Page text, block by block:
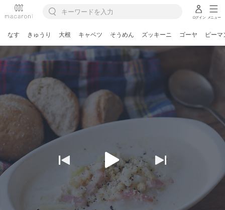
ログイン メニュー
なす きゅうり 大根 キャベツ そうめん ズッキーニ ゴーヤ ピーマ